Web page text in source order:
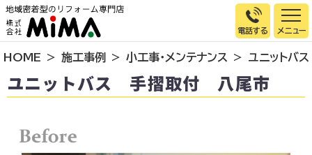
電話する
トップページ
選ばれる理由
お客様の声
HOME 施工事例 小工事・メンテナンス ユニットバ
ユニットバス 手摺取付 八尾市